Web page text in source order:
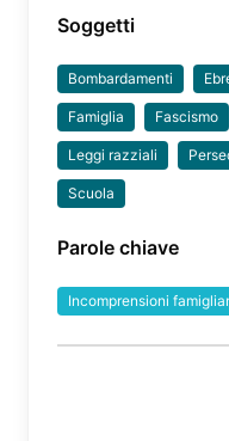
Soggetti
Bombardamenti
Famiglia Fascismo
Leggi razziali
Scuola
Parole chiave
Incomprensioni